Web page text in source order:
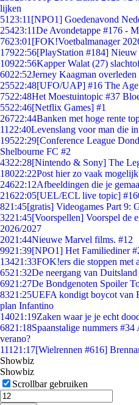
lijken
51 23:11 [NPO1] Goedenavond
25423:11De Avondetappe #176 -
7623:01 [FOK!Voetbalmanager
17922:56[PlayStation #184] Nieuw
10922:56Kapper Walat (27)
6022:52Jerney Kaagman overleden
25522:48[UFO/UAP] #16 The
7522:48Het Moestuintopic #37
5522:46[Netflix Games] #1
26722:44Banken met hoge rente
11 22:40Levenslang voor man die
19522:29[Conference League
Shelbourne FC #2
4322:28[Nintendo & Sony] The
18022:22Post hier zo vaak
24622:12Afbeeldingen die je
21622:05[UEL/ECL live topic]
821:45[gratis] Videogames Part 9:
3221:45[Voorspellen] Voorspel de
2026/2027
2021:44Nieuwe Marvel films. #12
9921:39[NPO1] Het Familiediner
13421:33FOK!ers die stoppen met
6521:32De neergang van
6921:27De Bondgenoten Spoiler
8321:25UEFA kondigt boycot van
plan Infantino
14021:19Zaken waar je je echt
6821:18Spaanstalige nummers #34
verano?
111 21:17[Wielrennen #616]
Showbiz
Showbiz
Scrollbar gebruiken